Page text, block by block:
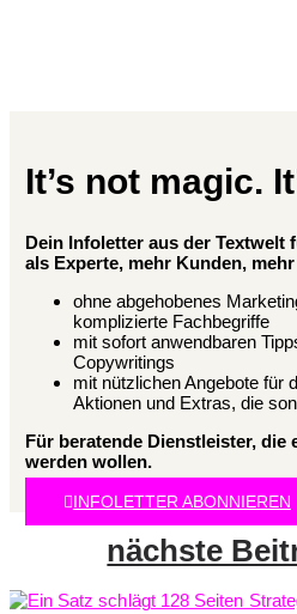
It’s not magic.
Dein Infoletter aus der Textwelt
als Experte, mehr Kunden,
ohne abgehobenes
komplizierte Fachbegriffe
mit sofort anwendbaren
Copywritings
mit nützlichen Angebote für
Aktionen und Extras, die
Für beratende Dienstleister, die
werden wollen.
INFOLETTER ABONNIEREN
nächste